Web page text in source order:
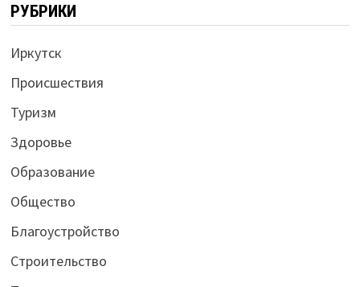
РУБРИКИ
Иркутск
Происшествия
Туризм
Здоровье
Образование
Общество
Благоустройство
Строительство